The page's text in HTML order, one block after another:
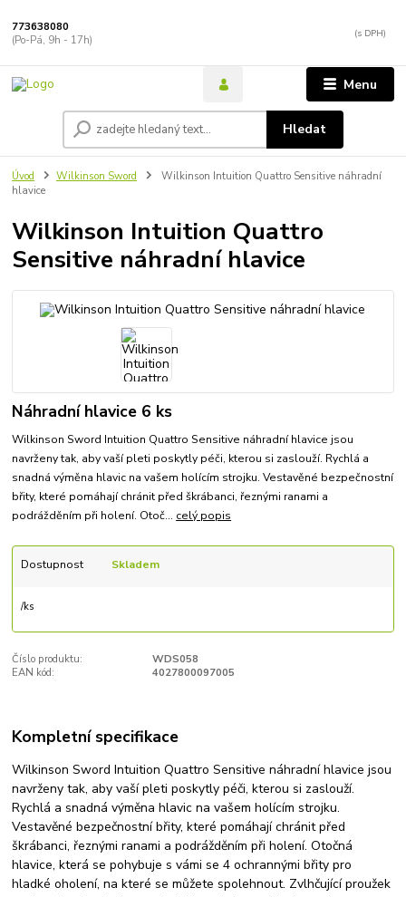
Menu
Hledat
773638080
(Po-Pá, 9h - 17h)
Úvod Wilkinson Sword
Wilkinson Intuition Quattro Sensitive náhradní
hlavice
Wilkinson Intuition Quattro
Sensitive náhradní hlavice
Náhradní hlavice 6 ks
Wilkinson Sword Intuition Quattro Sensitive náhradní hlavice jsou
navrženy tak, aby vaší pleti poskytly péči, kterou si zaslouží. Rychlá a
snadná výměna hlavic na vašem holícím strojku. Vestavěné bezpečnostní
břity, které pomáhají chránit před škrábanci, řeznými ranami a
podrážděním při holení. Otoč... celý popis
Dostupnost Skladem
/ks
Číslo produktu:
WDS058
EAN kód:
4027800097005
Kompletní specifikace
Wilkinson Sword Intuition Quattro Sensitive náhradní hlavice jsou
navrženy tak, aby vaší pleti poskytly péči, kterou si zaslouží.
Rychlá a snadná výměna hlavic na vašem holícím strojku.
Vestavěné bezpečnostní břity, které pomáhají chránit před
škrábanci, řeznými ranami a podrážděním při holení. Otočná
hlavice, která se pohybuje s vámi se 4 ochrannými břity pro
hladké oholení, na které se můžete spolehnout. Zvlhčující proužek